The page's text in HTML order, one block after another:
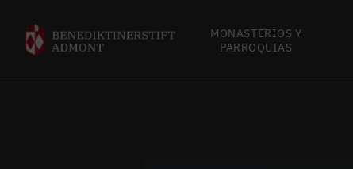
MONASTERIOS Y
PARROQUIAS